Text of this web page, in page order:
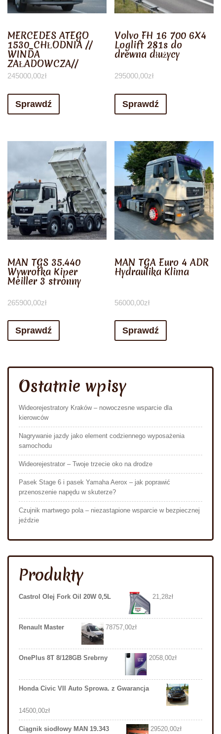
MERCEDES ATEGO
1530_CHŁODNIA //
WINDA
ZAŁADOWCZA//
245000,00zł
Sprawdź
Volvo FH 16 700 6X4
Loglift 281s do
drewna dłużycy
295000,00zł
Sprawdź
MAN TGS 35.440
Wywrotka Kiper
Meiller 3 stronny
265900,00zł
Sprawdź
MAN TGA Euro 4 ADR
Hydraulika Klima
56000,00zł
Sprawdź
Ostatnie wpisy
Wideorejestratory Kraków – nowoczesne wsparcie dla
kierowców
Nagrywanie jazdy jako element codziennego wyposażenia
samochodu
Wideorejestrator – Twoje trzecie oko na drodze
Pasek Stage 6 i pasek Yamaha Aerox – jak poprawić
przenoszenie napędu w skuterze?
Czujnik martwego pola – niezastąpione wsparcie w bezpiecznej
jeździe
Produkty
Castrol Olej Fork Oil 20W 0,5L 21,28zł
Renault Master 78757,00zł
OnePlus 8T 8/128GB Srebrny 2058,00zł
Honda Civic VII Auto Sprowa. z Gwarancja
14500,00zł
Ciągnik siodłowy MAN 19.343 29520,00zł